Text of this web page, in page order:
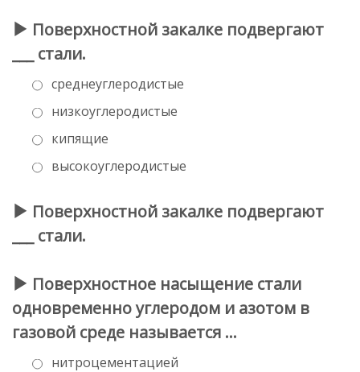
Поверхностной закалке подвергают
___ стали.
среднеуглеродистые
низкоуглеродистые
кипящие
высокоуглеродистые
Поверхностной закалке подвергают
___ стали.
Поверхностное насыщение стали
одновременно углеродом и азотом в
газовой среде называется …
нитроцементацией